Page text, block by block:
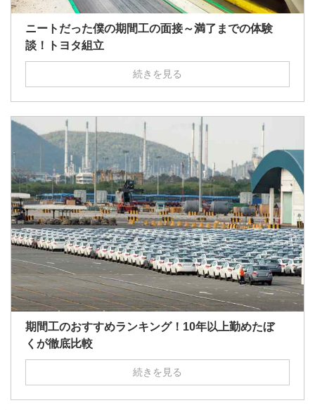
ニートだった僕の期間工の面接～満了までの体験
談！トヨタ組立
続きを見る
期間工のおすすめランキング！10年以上勤めたぼ
くが徹底比較
続きを見る